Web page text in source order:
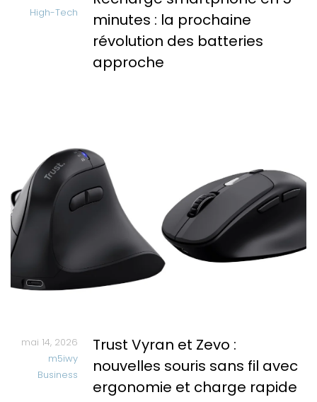
High-Tech
minutes : la prochaine
révolution des batteries
approche
mai 14, 2026
m5iwy
Business
Trust Vyran et Zevo :
nouvelles souris sans fil avec
ergonomie et charge rapide